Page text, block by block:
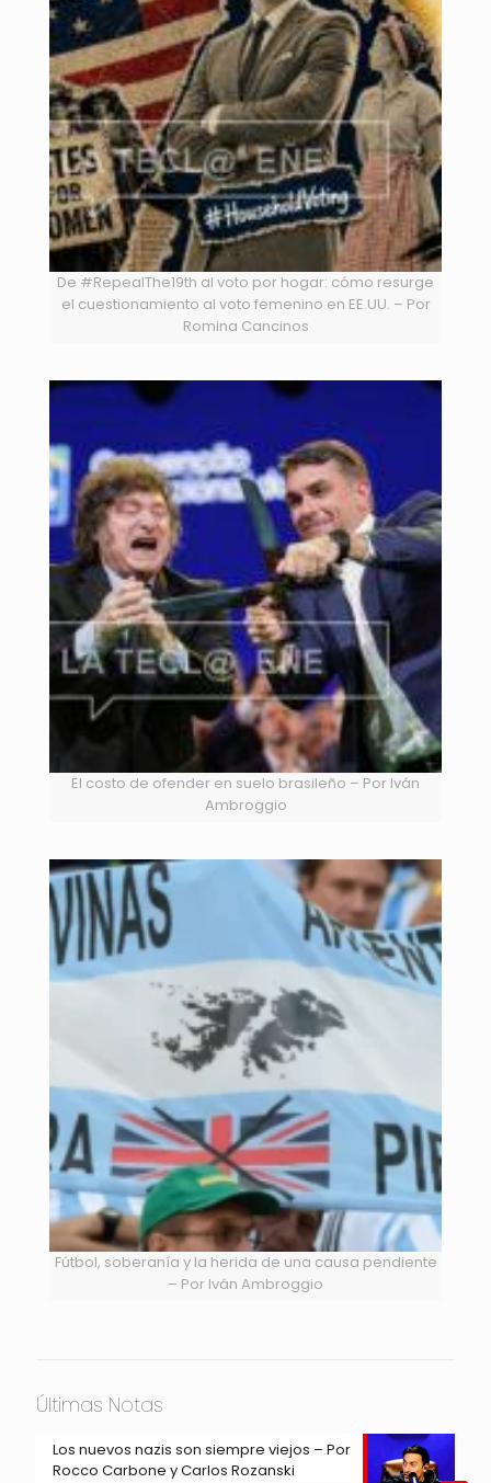
De #RepealThe19th al voto por hogar: cómo resurge
el cuestionamiento al voto femenino en EE.UU. – Por
Romina Cancinos
El costo de ofender en suelo brasileño – Por Iván
Ambroggio
Fútbol, soberanía y la herida de una causa pendiente
– Por Iván Ambroggio
Últimas Notas
Los nuevos nazis son siempre viejos – Por
Rocco Carbone y Carlos Rozanski